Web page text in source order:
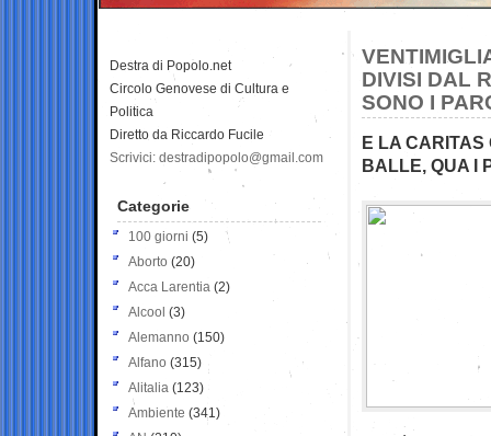
DIVISI DAL
SONO I
E LA CARITAS
BALLE, QUA I
Destra di Popolo.net
Circolo Genovese di Cultura e
Politica
Diretto da Riccardo Fucile
Scrivici: destradipopolo@gmail.com
Categorie
100 giorni (5)
Aborto (20)
Acca Larentia (2)
Alcool (3)
Alemanno (150)
Alfano (315)
Alitalia (123)
Ambiente (341)